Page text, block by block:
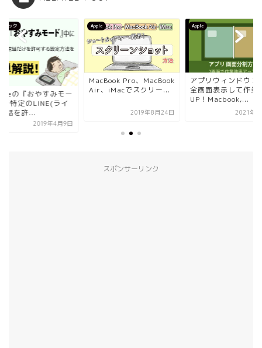
ハック
の『おやすみモー
で特定のLINE(ライ
話を許...
2019年4月9日
Apple
MacBook Pro、MacBook
Air、iMacでスクリー...
2019年8月24日
Apple
アプリウィンドウ２
全画面表示して作業
UP！Macbook,...
2021年3
スポンサーリンク